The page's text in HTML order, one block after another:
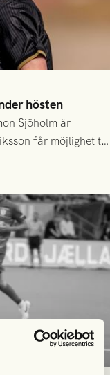
hösten
Sjöholm är
får möjlighet till